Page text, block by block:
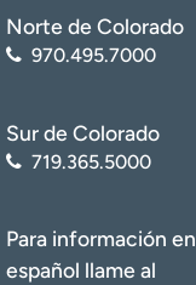
Norte de Colorado
970.495.7000
Sur de Colorado
719.365.5000
Para información en
español llame al